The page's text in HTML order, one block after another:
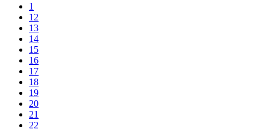
1
12
13
14
15
16
17
18
19
20
21
22